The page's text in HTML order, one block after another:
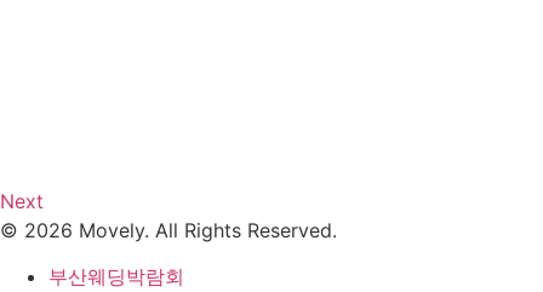
Next
© 2026 Movely. All Rights Reserved.
부산웨딩박람회